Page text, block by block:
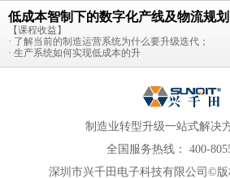
低成本智制下的数字化产线及物流规划
【课程收益】
· 了解当前的制造运营系统为什么要升级迭代；
· 生产系统如何实现低成本的升
制造业转型升级一站式解决
全国服务热线：
400-
深圳市兴千田电子科技有限公司©版